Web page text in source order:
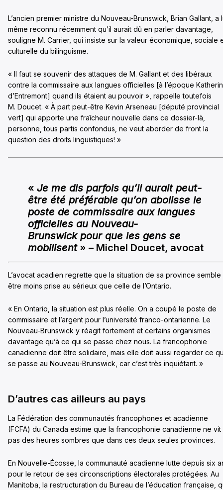
L’ancien premier ministre du Nouveau-Brunswick, Brian Gallant, a
même reconnu récemment qu’il aurait dû en parler davantage,
souligne M. Carrier, qui insiste sur la valeur économique, sociale
culturelle du bilinguisme.
« Il faut se souvenir des attaques de M. Gallant et des libéraux
contre la commissaire aux langues officielles [à l’époque
d’Entremont] quand ils étaient au pouvoir », rappelle toutefois
M. Doucet. « À part peut-être Kevin Arseneau [député provincial
vert] qui apporte une fraîcheur nouvelle dans ce dossier-là,
personne, tous partis confondus, ne veut aborder de front la
question des droits linguistiques! »
« Je me dis parfois qu’il aurait peut-
être été préférable qu’on abolisse le
poste de commissaire aux langues
officielles au Nouveau-
Brunswick pour que les gens se
mobilisent» – Michel Doucet, avocat
L’avocat acadien regrette que la situation de sa province semble
être moins prise au sérieux que celle de l’Ontario.
« En Ontario, la situation est plus réelle. On a coupé le poste de
commissaire et l’argent pour l’université franco-ontarienne. Le
Nouveau-Brunswick y réagit fortement et certains organismes
davantage qu’à ce qui se passe chez nous. La francophonie
canadienne doit être solidaire, mais elle doit aussi regarder ce
se passe au Nouveau-Brunswick, car c’est très inquiétant. »
D’autres cas ailleurs au pays
La Fédération des communautés francophones et acadienne
(FCFA) du Canada estime que la francophonie canadienne ne vit
pas des heures sombres que dans ces deux seules provinces.
En Nouvelle-Écosse, la communauté acadienne lutte depuis six
pour le retour de ses circonscriptions électorales protégées. Au
Manitoba, la restructuration du Bureau de l’éducation française,